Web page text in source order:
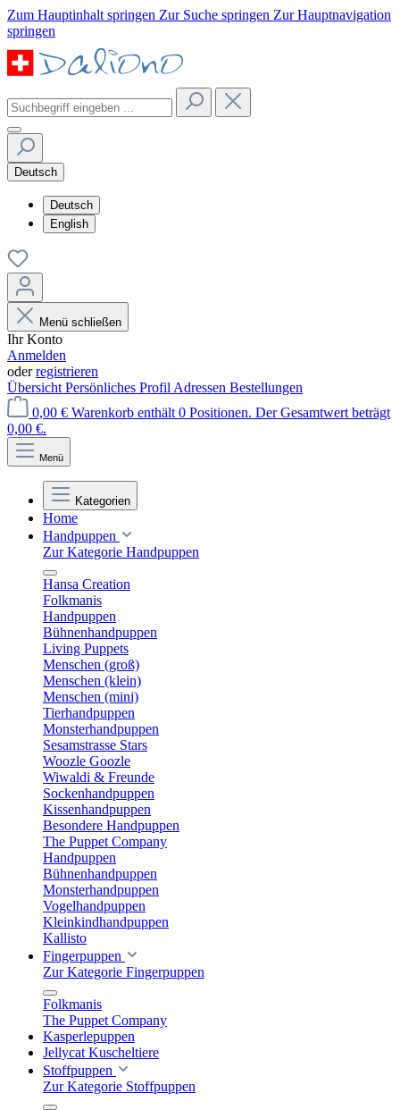
Zum Hauptinhalt springen Zur Suche springen Zur Hauptnavigation
springen
Deutsch
Deutsch
English
Menü schließen
Ihr Konto
Anmelden
oderregistrieren
Übersicht Persönliches Profil Adressen Bestellungen
0,00 € Warenkorb enthält 0 Positionen. Der Gesamtwert beträgt
0,00 €.
Menü
Kategorien
Home
Handpuppen
Zur Kategorie Handpuppen
Hansa Creation
Folkmanis
Handpuppen
Bühnenhandpuppen
Living Puppets
Menschen (groß)
Menschen (klein)
Menschen (mini)
Tierhandpuppen
Monsterhandpuppen
Sesamstrasse Stars
Woozle Goozle
Wiwaldi & Freunde
Sockenhandpuppen
Kissenhandpuppen
Besondere Handpuppen
The Puppet Company
Handpuppen
Bühnenhandpuppen
Monsterhandpuppen
Vogelhandpuppen
Kleinkindhandpuppen
Kallisto
Fingerpuppen
Zur Kategorie Fingerpuppen
Folkmanis
The Puppet Company
Kasperlepuppen
Jellycat Kuscheltiere
Stoffpuppen
Zur Kategorie Stoffpuppen